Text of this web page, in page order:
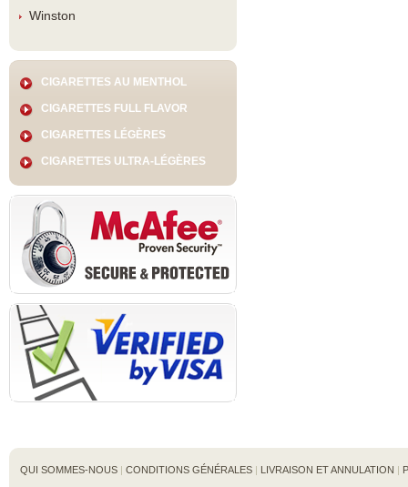
Winston
CIGARETTES AU MENTHOL
CIGARETTES FULL FLAVOR
CIGARETTES LÉGÈRES
CIGARETTES ULTRA-LÉGÈRES
QUI SOMMES-NOUS | CONDITIONS GÉNÉRALES | LIVRAISON ET ANNULATION |